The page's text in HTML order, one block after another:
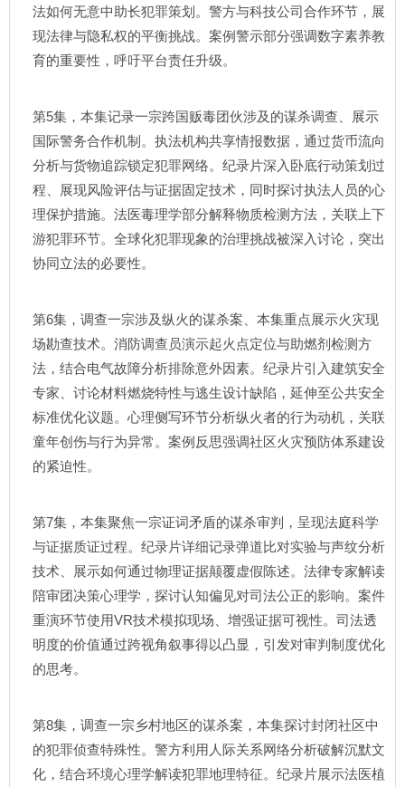
法如何无意中助长犯罪策划。警方与科技公司合作环节，展
现法律与隐私权的平衡挑战。案例警示部分强调数字素养教
育的重要性，呼吁平台责任升级。
第5集，本集记录一宗跨国贩毒团伙涉及的谋杀调查、展示
国际警务合作机制。执法机构共享情报数据，通过货币流向
分析与货物追踪锁定犯罪网络。纪录片深入卧底行动策划过
程、展现风险评估与证据固定技术，同时探讨执法人员的心
理保护措施。法医毒理学部分解释物质检测方法，关联上下
游犯罪环节。全球化犯罪现象的治理挑战被深入讨论，突出
协同立法的必要性。
第6集，调查一宗涉及纵火的谋杀案、本集重点展示火灾现
场勘查技术。消防调查员演示起火点定位与助燃剂检测方
法，结合电气故障分析排除意外因素。纪录片引入建筑安全
专家、讨论材料燃烧特性与逃生设计缺陷，延伸至公共安全
标准优化议题。心理侧写环节分析纵火者的行为动机，关联
童年创伤与行为异常。案例反思强调社区火灾预防体系建设
的紧迫性。
第7集，本集聚焦一宗证词矛盾的谋杀审判，呈现法庭科学
与证据质证过程。纪录片详细记录弹道比对实验与声纹分析
技术、展示如何通过物理证据颠覆虚假陈述。法律专家解读
陪审团决策心理学，探讨认知偏见对司法公正的影响。案件
重演环节使用VR技术模拟现场、增强证据可视性。司法透
明度的价值通过跨视角叙事得以凸显，引发对审判制度优化
的思考。
第8集，调查一宗乡村地区的谋杀案，本集探讨封闭社区中
的犯罪侦查特殊性。警方利用人际关系网络分析破解沉默文
化，结合环境心理学解读犯罪地理特征。纪录片展示法医植